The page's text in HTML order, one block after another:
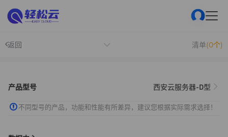
返回 清单(0个)
产品型号 西安云服务器-D型
不同型号的产品，功能和性能有所差异，建议您根据实际需求选择！